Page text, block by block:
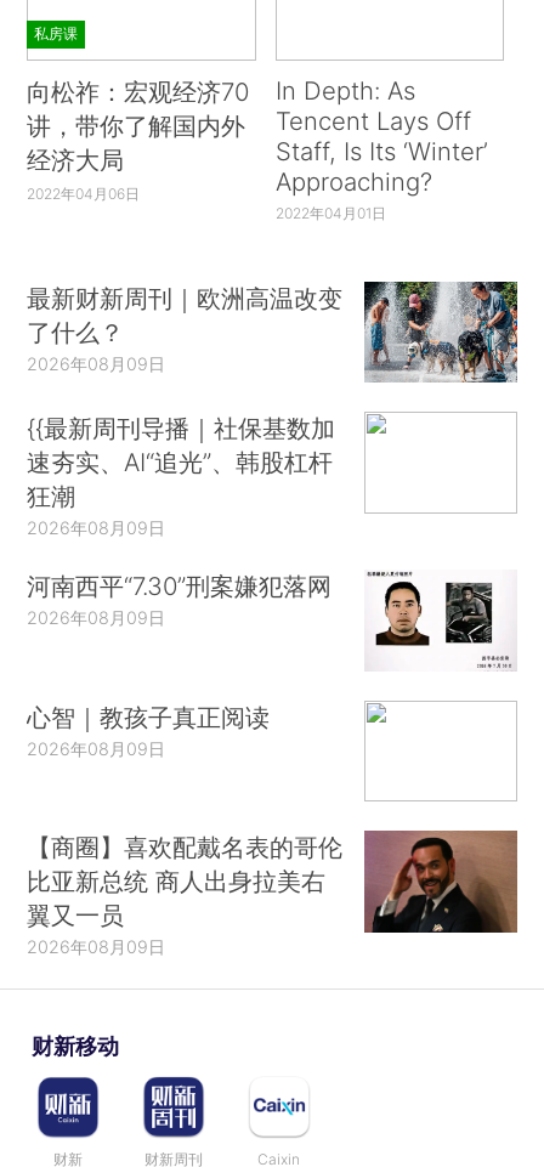
私房课
向松祚：宏观经济70
讲，带你了解国内外
经济大局
2022年04月06日
In Depth: As
Tencent Lays Off
Staff, Is Its ‘Winter’
Approaching?
2022年04月01日
最新财新周刊｜欧洲高温改变
了什么？
2026年08月09日
{{最新周刊导播｜社保基数加
速夯实、AI“追光”、韩股杠杆
狂潮
2026年08月09日
河南西平“7.30”刑案嫌犯落网
2026年08月09日
心智｜教孩子真正阅读
2026年08月09日
【商圈】喜欢配戴名表的哥伦
比亚新总统 商人出身拉美右
翼又一员
2026年08月09日
财新移动
财新 财新周刊 Caixin